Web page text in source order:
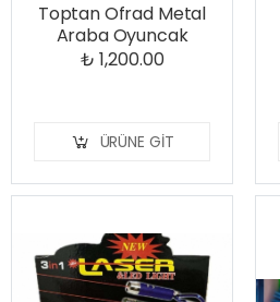
Toptan Ofrad Metal
Araba Oyuncak
₺ 1,200.00
ÜRÜNE GIT